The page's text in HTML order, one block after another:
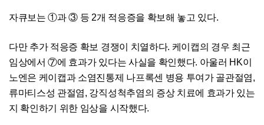
자큐보는 ①과 ③ 등 2개 적응증을 확보해 놓고 있다.
다만 추가 적응증 확보 경쟁이 치열하다. 케이캡의 경우 최근
임상에서 ⑦에 효과가 있다는 사실을 확인했다. 아울러 HK이
노엔은 케이캡과 소염진통제 나프록센 병용 투여가 골관절염,
류마티스성 관절염, 강직성척추염의 증상 치료에 효과가 있는
지 확인하기 위한 임상을 시작했다.